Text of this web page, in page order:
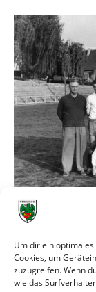
Um dir ein
Cookies, um
zuzugreifen. Wenn
wie das
Meister der
Obere Reihe
Gustav Finger,
verletzten
Wilfried „Bambi“